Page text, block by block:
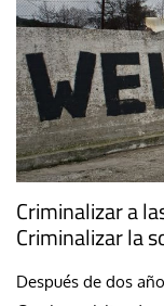
Criminalizar a
Criminalizar la
Después de dos